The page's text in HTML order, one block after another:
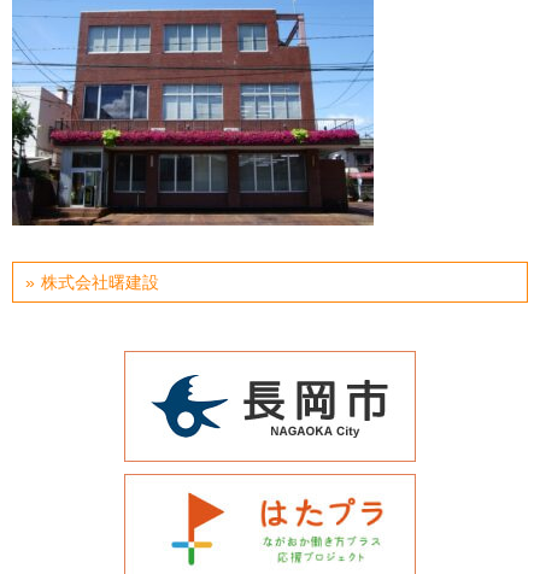
サポートデスクの紹介
お問い合わせ
関連機関リンク
サイトポリシー
運営会社について
株式会社曙建設